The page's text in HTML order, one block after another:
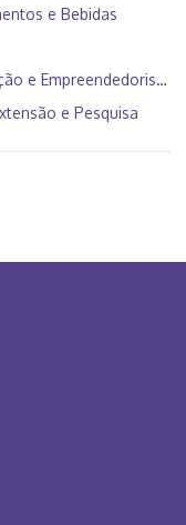
e Bebidas
e Empreendedorismo
e Pesquisa